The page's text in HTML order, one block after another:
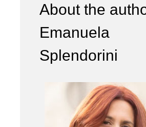
About the
Emanuela
Splendorini